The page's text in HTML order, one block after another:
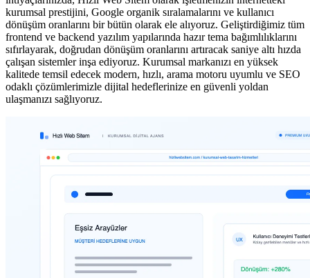
kurumsal prestijini, Google organik sıralamalarını ve kullanıcı
dönüşüm oranlarını bir bütün olarak ele alıyoruz. Geliştirdiğimiz tüm
frontend ve backend yazılım yapılarında hazır tema bağımlılıklarını
sıfırlayarak, doğrudan dönüşüm oranlarını artıracak saniye altı hızda
çalışan sistemler inşa ediyoruz. Kurumsal markanızı en yüksek
kalitede temsil edecek modern, hızlı, arama motoru uyumlu ve SEO
odaklı çözümlerimizle dijital hedeflerinize en güvenli yoldan
ulaşmanızı sağlıyoruz.